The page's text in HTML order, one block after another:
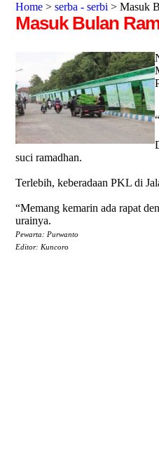
Home > serba - serbi > Masuk
Masuk Bulan
suci ramadhan.
Terlebih, keberadaan PKL di
“Memang kemarin ada rapat
urainya.
Pewarta: Purwanto
Editor: Kuncoro